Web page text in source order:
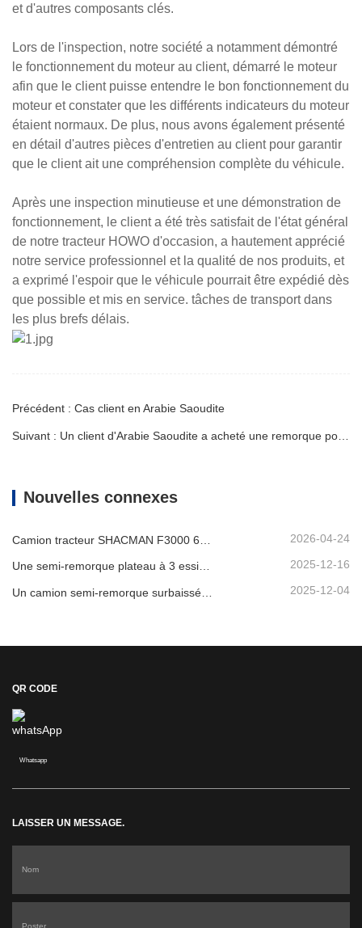
et d'autres composants clés.
Lors de l'inspection, notre société a notamment démontré
le fonctionnement du moteur au client, démarré le moteur
afin que le client puisse entendre le bon fonctionnement du
moteur et constater que les différents indicateurs du moteur
étaient normaux. De plus, nous avons également présenté
en détail d'autres pièces d'entretien au client pour garantir
que le client ait une compréhension complète du véhicule.
Après une inspection minutieuse et une démonstration de
fonctionnement, le client a été très satisfait de l'état général
de notre tracteur HOWO d'occasion, a hautement apprécié
notre service professionnel et la qualité de nos produits, et
a exprimé l'espoir que le véhicule pourrait être expédié dès
que possible et mis en service. tâches de transport dans
les plus brefs délais.
Précédent : Cas client en Arabie Saoudite
Nouvelles connexes
2026-04-24
Une semi-remorque plateau à 3 essieux de 40 pieds sera expédiée au Ghana. 2025-12-16
2025-12-04
QR CODE
Whatsapp
LAISSER UN MESSAGE.